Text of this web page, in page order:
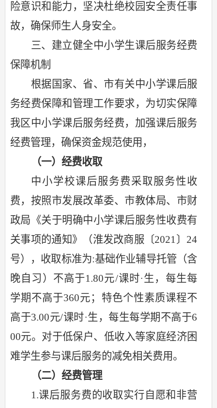
险意识和能力，坚决杜绝校园安全责任事
故，确保师生人身安全。
三、 建立健全中小学生课后服务经费
保障机制
根据国家、省、市有关中小学课后服
务经费保障和管理工作要求，为切实保障
我区中小学课后服务经费，加强课后服务
经费管理，确保资金规范使用，
（一）经费收取
中小学校课后服务费采取服务性收
费，按照市发展改革委、市教体局、市财
政局《关于明确中小学课后服务性收费有
关事项的通知》（淮发改商服〔2021〕24
号），收取标准为:基础作业辅导托管（含
晚自习）不高于1.80元/课时·生，每生每
学期不高于360元；特色个性素质课程不
高于3.00元/课时·生，每生每学期不高于6
00元。对于低保户、低收入等家庭经济困
难学生参与课后服务的减免相关费用。
（二）经费管理
1.课后服务费的收取实行自愿和非营